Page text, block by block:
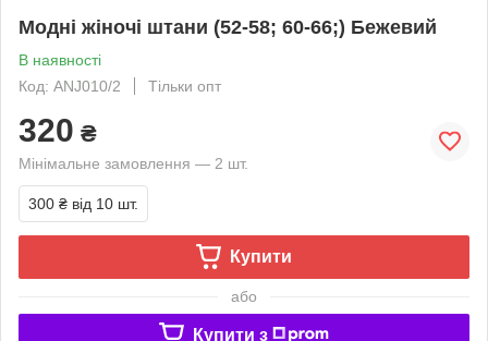
Модні жіночі штани (52-58; 60-66;) Бежевий
В наявності
Код: ANJ010/2
Тільки опт
320 ₴
Мінімальне замовлення — 2 шт.
300 ₴ від 10 шт.
Купити
або
Купити з